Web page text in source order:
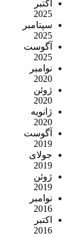
اکتبر
2025
سپتامبر
2025
آگوست
2025
نوامبر
2020
ژوئن
2020
ژانویه
2020
آگوست
2019
جولای
2019
ژوئن
2019
نوامبر
2016
اکتبر
2016